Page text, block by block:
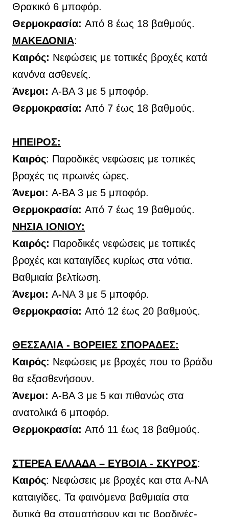
Θρακικό 6 μποφόρ.
Θερμοκρασία: Από 8 έως 18 βαθμούς.
ΜΑΚΕΔΟΝΙΑ:
Καιρός: Νεφώσεις με τοπικές βροχές κατά
κανόνα ασθενείς.
Άνεμοι: Α-ΒΑ 3 με 5 μποφόρ.
Θερμοκρασία: Από 7 έως 18 βαθμούς.
ΗΠΕΙΡΟΣ:
Καιρός: Παροδικές νεφώσεις με τοπικές
βροχές τις πρωινές ώρες.
Άνεμοι: Α-ΒΑ 3 με 5 μποφόρ.
Θερμοκρασία: Από 7 έως 19 βαθμούς.
ΝΗΣΙΑ ΙΟΝΙΟΥ:
Καιρός: Παροδικές νεφώσεις με τοπικές
βροχές και καταιγίδες κυρίως στα νότια.
Βαθμιαία βελτίωση.
Άνεμοι: Α-ΝΑ 3 με 5 μποφόρ.
Θερμοκρασία: Από 12 έως 20 βαθμούς.
ΘΕΣΣΑΛΙΑ - ΒΟΡΕΙΕΣ ΣΠΟΡΑΔΕΣ:
Καιρός: Νεφώσεις με βροχές που το βράδυ
θα εξασθενήσουν.
Άνεμοι: Α-ΒΑ 3 με 5 και πιθανώς στα
ανατολικά 6 μποφόρ.
Θερμοκρασία: Από 11 έως 18 βαθμούς.
ΣΤΕΡΕΑ ΕΛΛΑΔΑ – ΕΥΒΟΙΑ - ΣΚΥΡΟΣ:
Καιρός: Νεφώσεις με βροχές και στα Α-ΝΑ
καταιγίδες. Τα φαινόμενα βαθμιαία στα
δυτικά θα σταματήσουν και τις βραδινές-